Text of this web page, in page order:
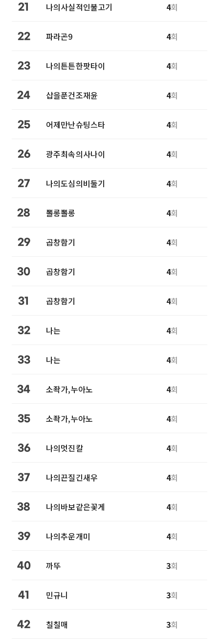
21 나의사실적인불고기 4회
22 파라곤9 4회
23 나의튼튼한팟타이 4회
24 삽을푼건조재윤 4회
25 어제만난슈팅스타 4회
26 광주최속의사나이 4회
27 나의도심의비둘기 4회
28 뽈롱뽈롱 4회
29 곱창함기 4회
30 곱창함기 4회
31 곱창함기 4회
32 나는 4회
33 나는 4회
34 소좍가,누아노 4회
35 소좍가,누아노 4회
36 나의멋진칼 4회
37 나의끈질긴새우 4회
38 나의바보같은꽃게 4회
39 나의추운개미 4회
40 까뚜 3회
41 민규니 3회
42 칠칠매 3회